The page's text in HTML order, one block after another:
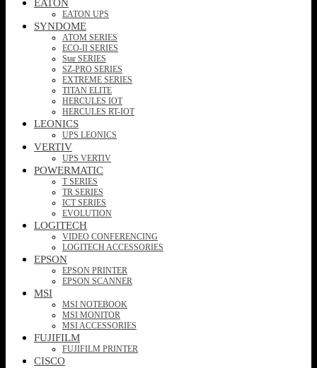
EATON UPS
SYNDOME
ATOM SERIES
ECO-II SERIES
Star SERIES
SZ-PRO SERIES
EXTREME SERIES
TITAN ELITE
HERCULES IOT
HERCULES RT-IOT
LEONICS
UPS LEONICS
VERTIV
UPS VERTIV
POWERMATIC
T SERIES
TR SERIES
ICT SERIES
EVOLUTION
LOGITECH
VIDEO CONFERENCING
LOGITECH ACCESSORIES
EPSON
EPSON PRINTER
EPSON SCANNER
MSI
MSI NOTEBOOK
MSI MONITOR
MSI ACCESSORIES
FUJIFILM
FUJIFILM PRINTER
CISCO